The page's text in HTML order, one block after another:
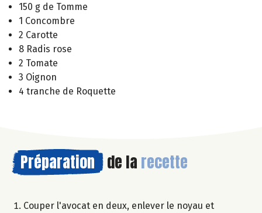
150 g de Tomme
1 Concombre
2 Carotte
8 Radis rose
2 Tomate
3 Oignon
4 tranche de Roquette
Préparation de la recette
Couper l'avocat en deux, enlever le noyau et